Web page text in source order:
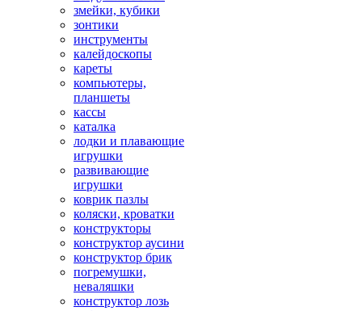
змейки, кубики
зонтики
инструменты
калейдоскопы
кареты
компьютеры,
планшеты
кассы
каталка
лодки и плавающие
игрушки
развивающие
игрушки
коврик пазлы
коляски, кроватки
конструкторы
конструктор аусини
конструктор брик
погремушки,
неваляшки
конструктор лозь